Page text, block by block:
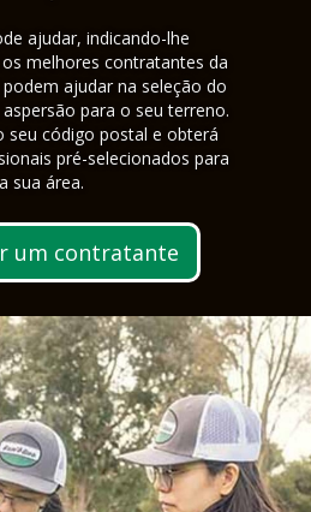
ajudar, indicando-lhe
os melhores contratantes da
ajudar na seleção do
para o seu terreno.
seu código postal e obterá
pré-selecionados para
a sua área.
um contratante